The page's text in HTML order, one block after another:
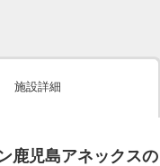
施設詳細
鹿児島アネックス